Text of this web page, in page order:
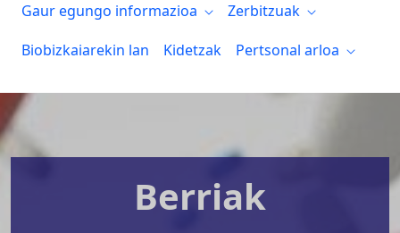
Gaur egungo informazioa
Zerbitzuak
Biobizkaiarekin lan
Kidetzak Pertsonal arloa
Berriak